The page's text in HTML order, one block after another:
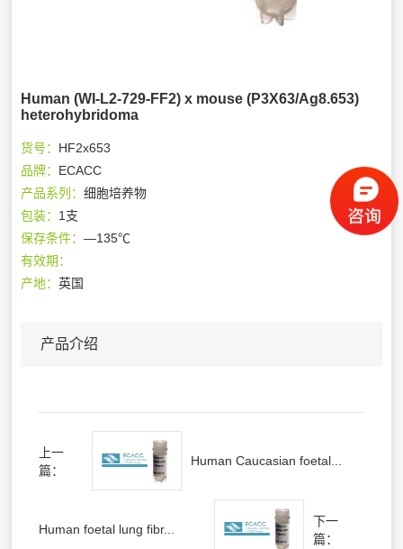
Human (WI-L2-729-FF2) x mouse (P3X63/Ag8.653)
heterohybridoma
货号： HF2x653
品牌： ECACC
产品系列：细胞培养物
包装： 1支
保存条件：—135℃
有效期：
产地：英国
产品介绍
上一
篇：
Human Caucasian foetal...
Human foetal lung fibr...
下一
篇：